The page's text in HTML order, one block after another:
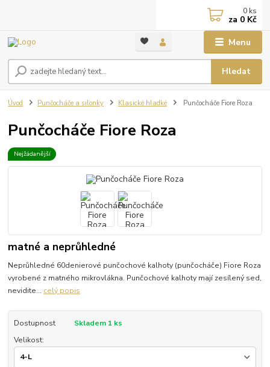
Menu
Hledat
0 ks
za 0 Kč
Úvod Punčocháče a silonky Klasické hladké Punčocháče Fiore Roza
Punčocháče Fiore Roza
Nejžádanější
matné a neprůhledné
Neprůhledné 60denierové punčochové kalhoty (punčocháče) Fiore Roza
vyrobené z matného mikrovlákna. Punčochové kalhoty mají zesílený sed,
nevidite... celý popis
Dostupnost
Skladem 1 ks
Velikost: